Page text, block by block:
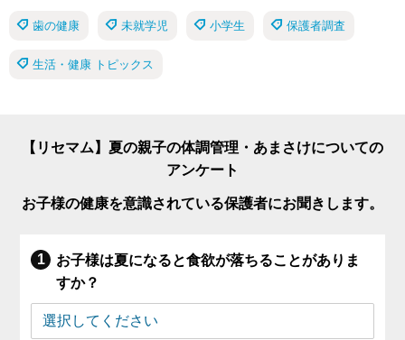
歯の健康 未就学児 小学生 保護者調査
生活・健康 トピックス
【リセマム】夏の親子の体調管理・あまさけについての
アンケート
お子様の健康を意識されている保護者にお聞きします。
お子様は夏になると食欲が落ちることがありま
すか？